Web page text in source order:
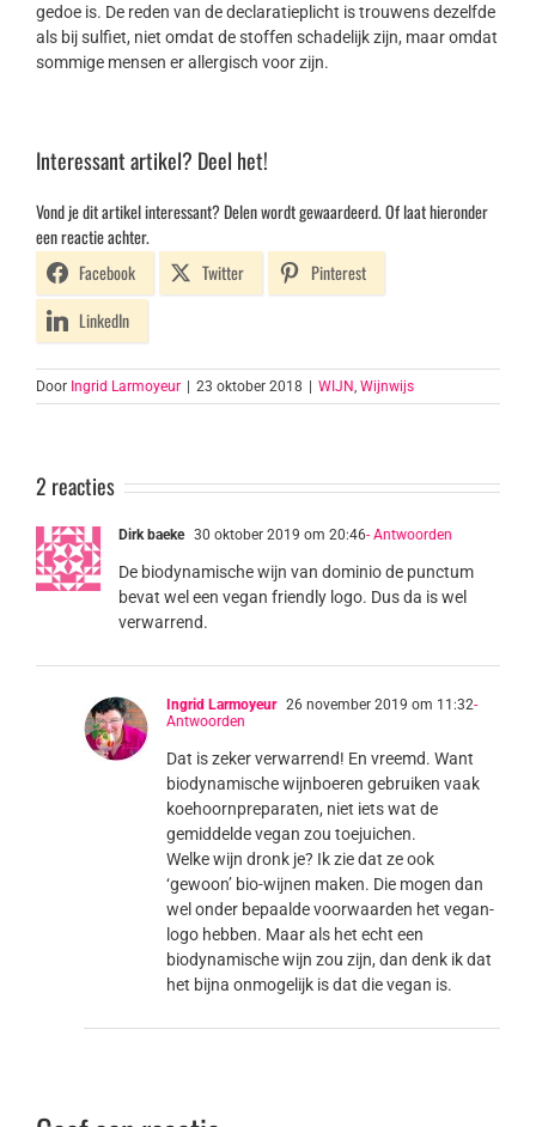
gedoe is. De reden van de declaratieplicht is trouwens dezelfde
als bij sulfiet, niet omdat de stoffen schadelijk zijn, maar omdat
sommige mensen er allergisch voor zijn.
Interessant artikel? Deel het!
Vond je dit artikel interessant? Delen wordt gewaardeerd. Of laat hieronder
een reactie achter.
Facebook
Twitter
Pinterest
LinkedIn
Door Ingrid Larmoyeur 23 oktober 2018 WIJN, Wijnwijs
2 reacties
Dirk baeke 30 oktober 2019 om 20:46- Antwoorden
De biodynamische wijn van dominio de punctum
bevat wel een vegan friendly logo. Dus da is wel
verwarrend.
Ingrid Larmoyeur 26 november 2019 om 11:32-
Antwoorden
Dat is zeker verwarrend! En vreemd. Want
biodynamische wijnboeren gebruiken vaak
koehoornpreparaten, niet iets wat de
gemiddelde vegan zou toejuichen.
Welke wijn dronk je? Ik zie dat ze ook
‘gewoon’ bio-wijnen maken. Die mogen dan
wel onder bepaalde voorwaarden het vegan-
logo hebben. Maar als het echt een
biodynamische wijn zou zijn, dan denk ik dat
het bijna onmogelijk is dat die vegan is.